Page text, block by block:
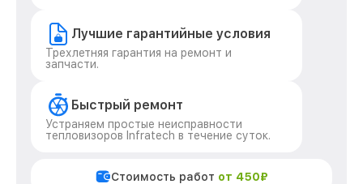
Лучшие гарантийные условия
Трехлетняя гарантия на ремонт и
запчасти.
Быстрый ремонт
Устраняем простые неисправности
тепловизоров Infratech в течение суток.
Стоимость работ от 450₽